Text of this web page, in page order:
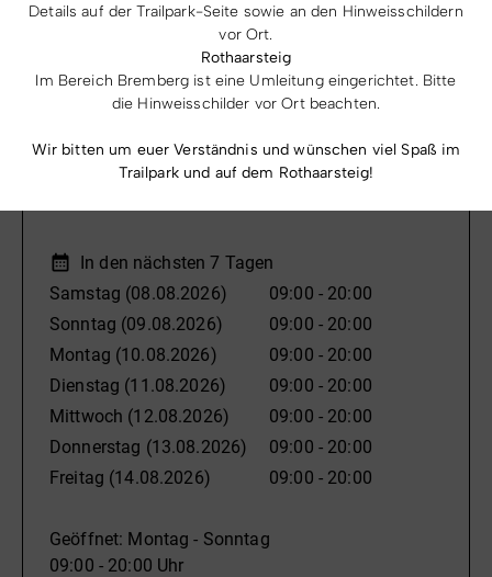
Details auf der Trailpark-Seite sowie an den Hinweisschildern
vor Ort.
Rothaarsteig
Im Bereich Bremberg ist eine Umleitung eingerichtet. Bitte
die Hinweisschilder vor Ort beachten.
Wir bitten um euer Verständnis und wünschen viel Spaß im
Trailpark und auf dem Rothaarsteig!
Die VELTINS-EisArena ist: Touristenattraktion,
Zuschauermagnet, erfolgreiche Talentschmiede für die
Kufenstars von morgen und Treffpunkt der absoluten
Wettkämpfe, Leistung und „Sportsgeist“ schlechthin.
Die 110 Meter Höhendifferenz und 15 Steilkurven fordern
den Kufensportlern alles ab. Mit bis zu 140
Stundenkilometern rauschen sie durch die VELTINS-
EisArena.
Die Zuschauer sind hautnah am Geschehen wenn Bobs,
Tempo talwärts rasen. Tausende verfolgen gespannt das
Geschehen im Eiskanal. Neben den sportlichen
Öffnungszeiten
Heute geschlossen- Öffnet wieder am
In den nächsten 7 Tagen
Samstag (08.08.2026)
09:00 - 20:00
Sonntag (09.08.2026)
09:00 - 20:00
Montag (10.08.2026)
09:00 - 20:00
Dienstag (11.08.2026)
09:00 - 20:00
Mittwoch (12.08.2026)
09:00 - 20:00
Donnerstag (13.08.2026)
09:00 - 20:00
Freitag (14.08.2026) 09:00 - 20:00
Geöffnet: Montag - Sonntag
09:00 - 20:00 Uhr